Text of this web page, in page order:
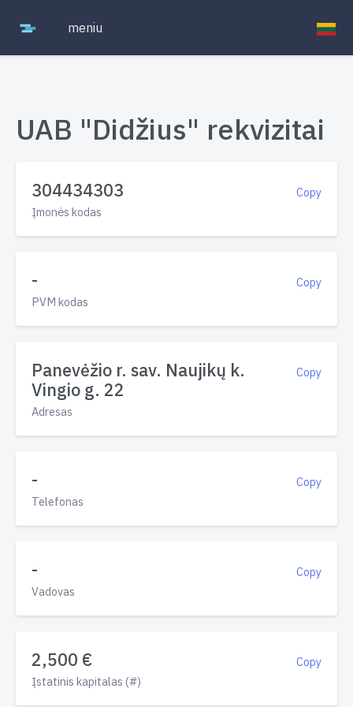
meniu
UAB "Didžius" rekvizitai
Copy
304434303
Įmonės kodas
Copy
-
PVM kodas
Copy
Panevėžio r. sav. Naujikų k.
Vingio g. 22
Adresas
Copy
-
Telefonas
Copy
-
Vadovas
Copy
2,500 €
Įstatinis kapitalas (#)